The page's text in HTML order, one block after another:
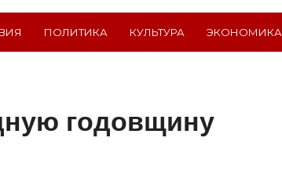
ПОЛИТИКА КУЛЬТУРА ЭКОНОМИКА
годовщину